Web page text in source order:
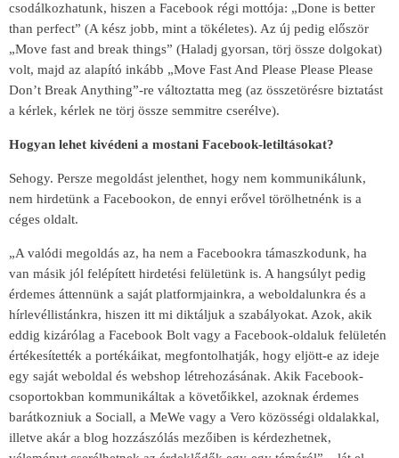
csodálkozhatunk, hiszen a Facebook régi mottója: „Done is better
than perfect” (A kész jobb, mint a tökéletes). Az új pedig először
„Move fast and break things” (Haladj gyorsan, törj össze dolgokat)
volt, majd az alapító inkább „Move Fast And Please Please Please
Don’t Break Anything”-re változtatta meg (az összetörésre biztatást
a kérlek, kérlek ne törj össze semmitre cserélve).
Hogyan lehet kivédeni a mostani Facebook-letiltásokat?
Sehogy. Persze megoldást jelenthet, hogy nem kommunikálunk,
nem hirdetünk a Facebookon, de ennyi erővel törölhetnénk is a
céges oldalt.
„A valódi megoldás az, ha nem a Facebookra támaszkodunk, ha
van másik jól felépített hirdetési felületünk is. A hangsúlyt pedig
érdemes áttennünk a saját platformjainkra, a weboldalunkra és a
hírlevéllistánkra, hiszen itt mi diktáljuk a szabályokat. Azok, akik
eddig kizárólag a Facebook Bolt vagy a Facebook-oldaluk felületén
értékesítették a portékáikat, megfontolhatják, hogy eljött-e az ideje
egy saját weboldal és webshop létrehozásának. Akik Facebook-
csoportokban kommunikáltak a követőikkel, azoknak érdemes
barátkozniuk a Sociall, a MeWe vagy a Vero közösségi oldalakkal,
illetve akár a blog hozzászólás mezőiben is kérdezhetnek,